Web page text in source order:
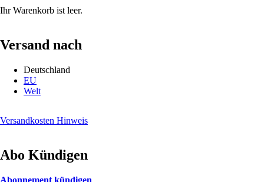
Ihr Warenkorb ist leer.
Versand nach
Deutschland
EU
Welt
Versandkosten Hinweis
Abo Kündigen
Abonnement kündigen